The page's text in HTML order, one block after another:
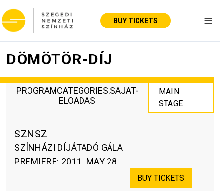
BUY TICKETS
DÖMÖTÖR-DÍJ
PROGRAMCATEGORIES.SAJAT-
ELOADAS
MAIN
STAGE
SZNSZ
SZÍNHÁZI DÍJÁTADÓ GÁLA
PREMIERE: 2011. MAY 28.
BUY TICKETS